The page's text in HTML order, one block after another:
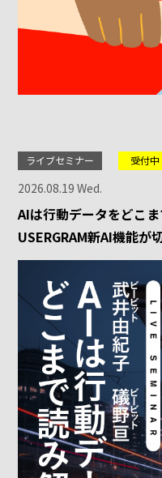
ライブセミナー 受付中
2026.08.19 Wed.
AIは行動データをどこ
USERGRAM新AI機能が